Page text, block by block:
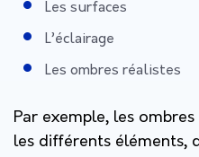
Les surfaces
L’éclairage
Les ombres réalistes
Par exemple, les
les différents éléments,